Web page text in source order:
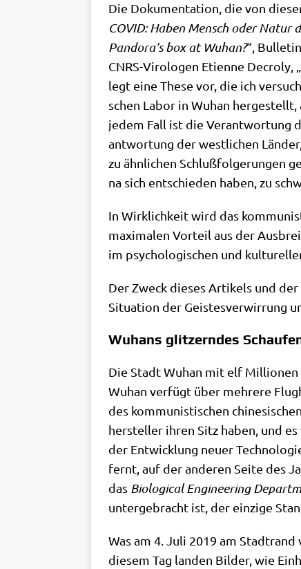
Die Doku­men­ta­ti­on, die von
COVID: Haben Mensch oder Natur
Pandora’s box at Wuhan?“,
CNRS-Viro­lo­gen Eti­en­ne Decro­ly, „
legt eine The­se vor, die ich
schen Labor in Wuhan
jedem Fall ist die Ver­ant­wor­tung
ant­wor­tung der west­li­chen
zu ähn­li­chen Schluß­fol­ge­run­gen
na sich ent­schie­den haben, zu
In Wirk­lich­keit wird das
maxi­ma­len Vor­teil aus der
im psy­cho­lo­gi­schen und
Der Zweck die­ses Arti­kels und
Situa­ti­on der Gei­stes­ver­wir­rung
Wuhans glitzerndes
Die Stadt Wuhan mit elf
Wuhan ver­fügt über meh­re­re
des kom­mu­ni­sti­schen
her­stel­ler ihren Sitz haben, und
der Ent­wick­lung neu­er
fernt, auf der ande­ren Sei­te des
das Bio­lo­gi­cal Engi­nee­ring
unter­ge­bracht ist, der ein­zi­ge
Was am 4. Juli 2019 am
die­sem Tag lan­den Bil­der, wie